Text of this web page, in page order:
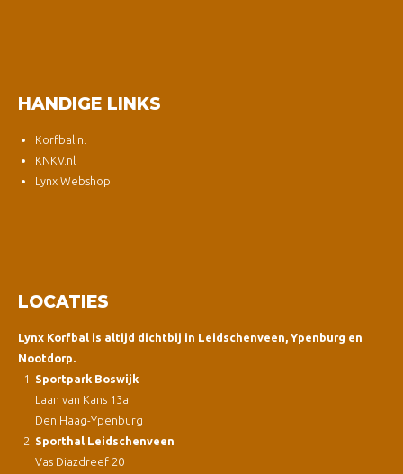
HANDIGE LINKS
Korfbal.nl
KNKV.nl
Lynx Webshop
LOCATIES
Lynx Korfbal is altijd dichtbij in Leidschenveen, Ypenburg en
Nootdorp.
Sportpark Boswijk
Laan van Kans 13a
Den Haag-Ypenburg
Sporthal Leidschenveen
Vas Diazdreef 20